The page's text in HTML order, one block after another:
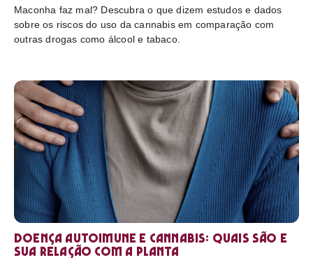
Maconha faz mal? Descubra o que dizem estudos e dados
sobre os riscos do uso da cannabis em comparação com
outras drogas como álcool e tabaco.
Doença autoimune e cannabis: Quais são e
sua relação com a planta